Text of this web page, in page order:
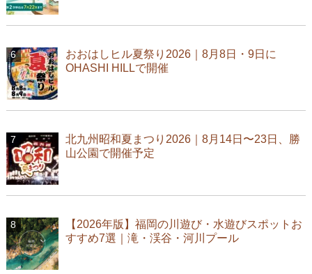
おおはしヒル夏祭り2026｜8月8日・9日に
OHASHI HILLで開催
北九州昭和夏まつり2026｜8月14日〜23日、勝
山公園で開催予定
【2026年版】福岡の川遊び・水遊びスポットお
すすめ7選｜滝・渓谷・河川プール